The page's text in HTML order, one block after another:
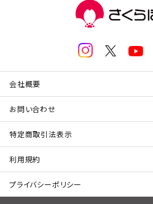
会社概要
お問い合わせ
特定商取引法表示
利用規約
プライバシーポリシー